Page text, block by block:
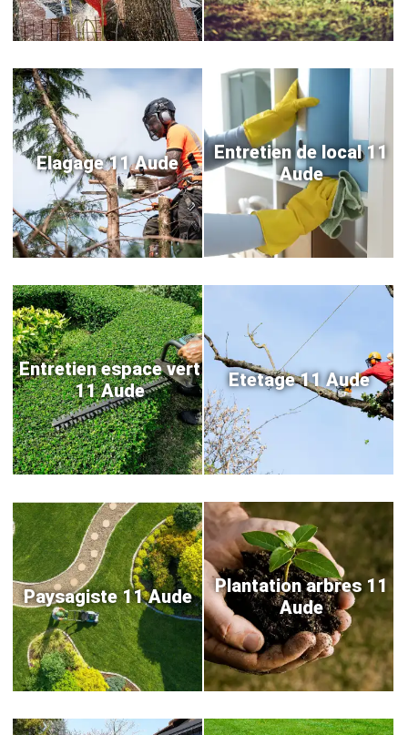
Elagage 11 Aude
Entretien de local 11
Aude
Entretien espace vert
11 Aude
Etetage 11 Aude
Paysagiste 11 Aude
Plantation arbres 11
Aude